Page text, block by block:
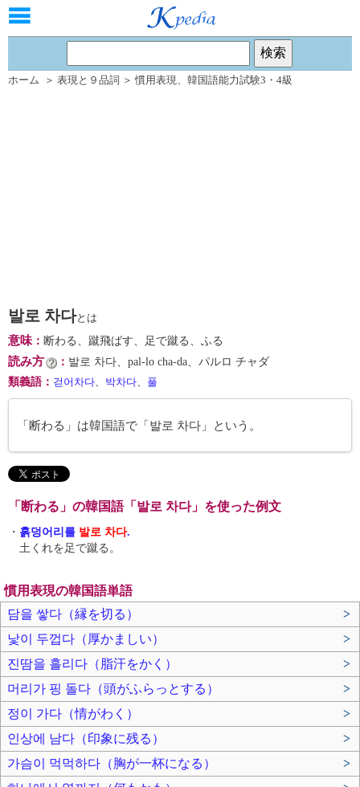
ホーム ＞ 表現と９品詞 ＞ 慣用表現、 韓国語能力試験3・4級
발로 차다とは
意味： 断わる、蹴飛ばす、足で蹴る、ふる
読み方 ： 발로 차다、pal-lo cha-da、パルロ チャダ
類義語 ： 걷어차다、 박차다、 풀
「断わる」は韓国語で「발로 차다」という。
「断わる」の韓国語「발로 차다」を使った例文
・ 흙덩어리를 발로 차다.
土くれを足で蹴る。
慣用表現の韓国語単語
담을 쌓다（縁を切る）
>
낯이 두껍다（厚かましい）
>
진땀을 흘리다（脂汗をかく）
>
머리가 핑 돌다（頭がふらっとする）
>
정이 가다（情がわく）
>
인상에 남다（印象に残る）
>
가슴이 먹먹하다（胸が一杯になる）
>